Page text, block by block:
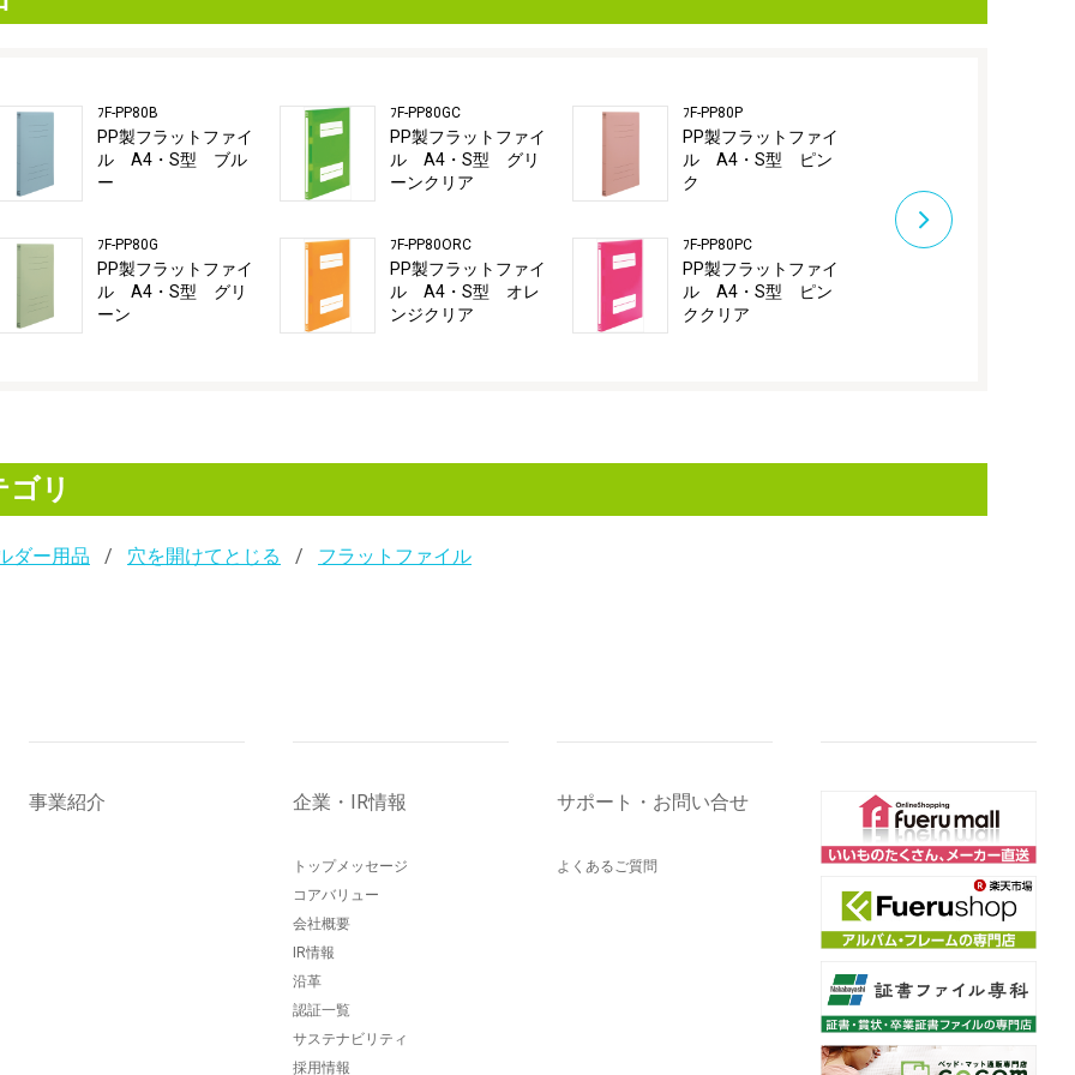
ﾌF-PP80B
PP製フラットファイ
ル A4・S型 ブル
ー
ﾌF-PP80G
PP製フラットファイ
ル A4・S型 グリ
ーン
ﾌF-PP80GC
PP製フラットファイ
ル A4・S型 グリ
ーンクリア
ﾌF-PP80ORC
PP製フラットファイ
ル A4・S型 オレ
ンジクリア
ﾌF-PP80P
PP製フラットファイ
ル A4・S型 ピン
ク
ﾌF-PP80PC
PP製フラットファイ
ル A4・S型 ピン
ククリア
リ
ダー用品 穴を開けてとじる フラットファイル
事業紹介 企業・IR情報
トップメッセージ
コアバリュー
会社概要
IR情報
沿革
認証一覧
サステナビリティ
採用情報
サポート・お問い合せ
よくあるご質問